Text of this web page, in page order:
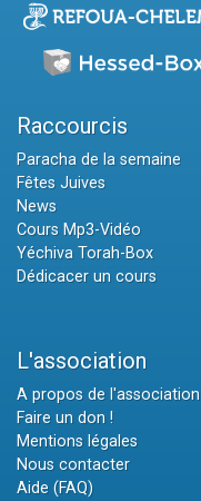
Raccourcis
Paracha de la semaine
Fêtes Juives
News
Cours Mp3-Vidéo
Yéchiva Torah-Box
Dédicacer un cours
L'association
A propos de l'association
Faire un don !
Mentions légales
Nous contacter
Aide (FAQ)